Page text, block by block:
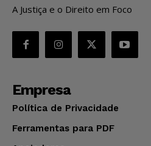
A Justiça e o Direito em Foco
Empresa
Política de Privacidade
Ferramentas para PDF